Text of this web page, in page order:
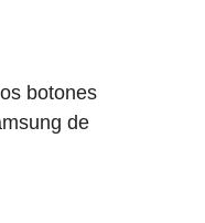
botones
de